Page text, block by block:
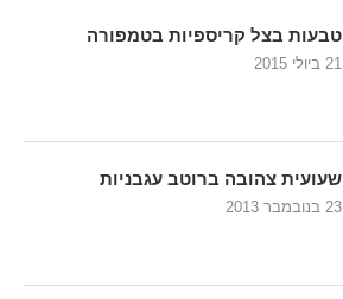
טבעות בצל קריספיות בטמפורה
21 ביולי 2015
שעועית צהובה ברוטב עגבניות
23 בנובמבר 2013